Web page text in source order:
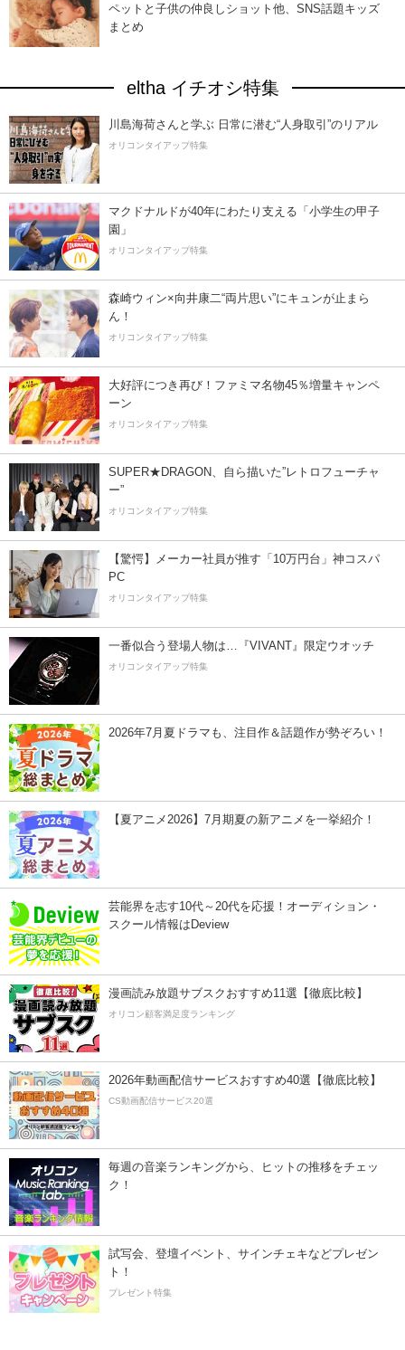
ペットと子供の仲良しショット他、SNS話題キッズ
まとめ
eltha イチオシ特集
川島海荷さんと学ぶ 日常に潜む“人身取引”のリアル
オリコンタイアップ特集
マクドナルドが40年にわたり支える「小学生の甲子
園」
オリコンタイアップ特集
森崎ウィン×向井康二“両片思い”にキュンが止まら
ん！
オリコンタイアップ特集
大好評につき再び！ファミマ名物45％増量キャンペ
ーン
オリコンタイアップ特集
SUPER★DRAGON、自ら描いた”レトロフューチャ
ー”
オリコンタイアップ特集
【驚愕】メーカー社員が推す「10万円台」神コスパ
PC
オリコンタイアップ特集
一番似合う登場人物は…『VIVANT』限定ウオッチ
オリコンタイアップ特集
2026年7月夏ドラマも、注目作＆話題作が勢ぞろい！
【夏アニメ2026】7月期夏の新アニメを一挙紹介！
芸能界を志す10代～20代を応援！オーディション・
スクール情報はDeview
漫画読み放題サブスクおすすめ11選【徹底比較】
オリコン顧客満足度ランキング
2026年動画配信サービスおすすめ40選【徹底比較】
CS動画配信サービス20選
毎週の音楽ランキングから、ヒットの推移をチェッ
ク！
試写会、登壇イベント、サインチェキなどプレゼン
ト！
プレゼント特集